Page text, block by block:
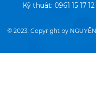
Kỹ thuật: 0961 15 17
© 2023. Copyright by